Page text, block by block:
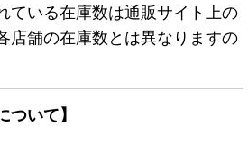
ている在庫数は通販サイト上の
店舗の在庫数とは異なりますの
ついて】